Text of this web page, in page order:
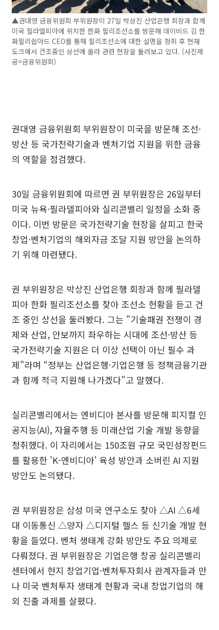
▲권대영 금융위원회 부위원장이 27일 박상진 산업은행 회장과 함께
미국 필라델피아에 위치한 한화 필리조선소를 방문해 데이비드 김 한
화필리쉽야드 CEO를 통해 필리조선소에 대한 설명을 청취 후 현재
도크에서 건조중인 상선에 올라 관련 현장을 둘러보고 있다. (사진제
공=금융위원회)
권대영 금융위원회 부위원장이 미국을 방문해 조선·
방산 등 국가전략기술과 벤처기업 지원을 위한 금융
의 역할을 점검했다.
30일 금융위원회에 따르면 권 부위원장은 26일부터
미국 뉴욕·필라델피아와 실리콘밸리 일정을 소화 중
이다. 이번 방문은 국가전략기술 현장을 살피고 한국
창업·벤처기업의 해외자금 조달 지원 방안을 논의하
기 위해 마련됐다.
권 부위원장은 박상진 산업은행 회장과 함께 필라델
피아 한화 필리조선소를 찾아 조선소 현황을 듣고 건
조 중인 상선을 둘러봤다. 그는 "기술패권 전쟁이 경
제와 산업, 안보까지 좌우하는 시대에 조선·방산 등
국가전략기술 지원은 더 이상 선택이 아닌 필수 과
제"라며 “정부는 산업은행·기업은행 등 정책금융기관
과 함께 적극 지원해 나가겠다"고 말했다.
실리콘밸리에서는 엔비디아 본사를 방문해 피지컬 인
공지능(AI), 자율주행 등 미래산업 기술 개발 동향을
청취했다. 이 자리에서는 150조원 규모 국민성장펀드
를 활용한 'K-엔비디아' 육성 방안과 소버린 AI 지원
방안도 논의됐다.
권 부위원장은 삼성 미국 연구소도 찾아 △AI △6세
대 이동통신 △양자 △디지털 헬스 등 신기술 개발 현
황을 들었다. 벤처 생태계 강화 방안도 주요 의제로
다뤄졌다. 권 부위원장은 기업은행 창공 실리콘밸리
센터에서 현지 창업기업·벤처투자회사 관계자들과 만
나 미국 벤처투자 생태계 현황과 국내 창업기업의 해
외 진출 과제를 살폈다.